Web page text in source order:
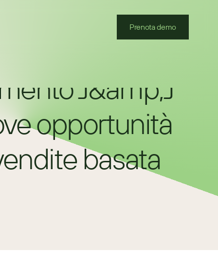
Prenota demo
J&amp;J
opportunità
basata